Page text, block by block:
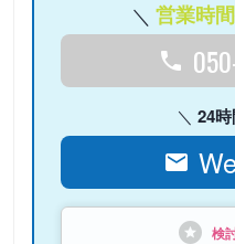
営業時
24
検